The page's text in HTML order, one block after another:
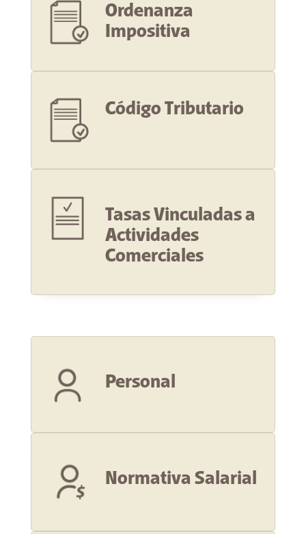
Ordenanza
Impositiva
Código Tributario
Tasas Vinculadas a
Actividades
Comerciales
Personal
Normativa Salarial